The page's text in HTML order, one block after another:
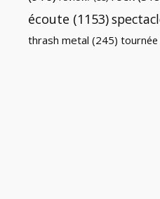
écoute (1153)
thrash metal (245) tournée